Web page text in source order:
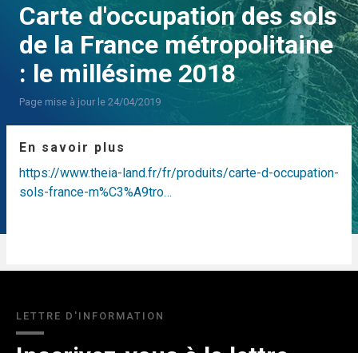
Carte d'occupation des sols
de la France métropolitaine
: le millésime 2018
Page mise à jour le 24/04/2019
En savoir plus
https://www.theia-land.fr/fr/produits/carte-d-occupation-
sols-france-m%C3%A9tro…
LETTRE D'INFORMATION